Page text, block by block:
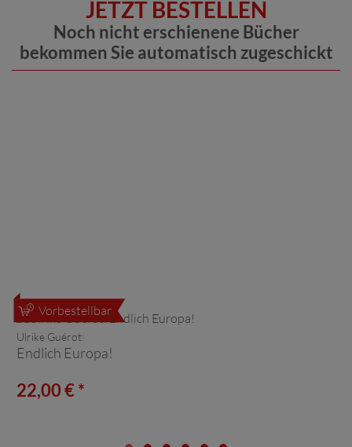
JETZT BESTELLEN
Noch nicht erschienene Bücher
bekommen Sie automatisch zugeschickt
Vorbestellbar
Ulrike Guérot:
Endlich Europa!
22,00 € *